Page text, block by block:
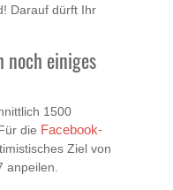
Darauf dürft Ihr
noch einiges
1500
die Facebook-
Ziel von
anpeilen.